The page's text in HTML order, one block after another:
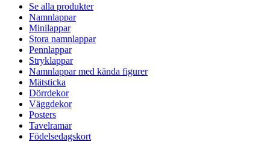
Se alla produkter
Namnlappar
Minilappar
Stora namnlappar
Pennlappar
Stryklappar
Namnlappar med kända figurer
Mätsticka
Dörrdekor
Väggdekor
Posters
Tavelramar
Födelsedagskort